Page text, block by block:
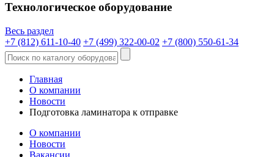
Технологическое оборудование
Весь раздел
+7 (812) 611-10-40 +7 (499) 322-00-02 +7 (800) 550-61-34
Главная
О компании
Новости
Подготовка ламинатора к отправке
О компании
Новости
Вакансии